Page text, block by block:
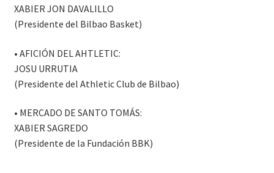
XABIER JON DAVALILLO
(Presidente del Bilbao Basket)
• AFICIÓN DEL AHTLETIC:
JOSU URRUTIA
(Presidente del Athletic Club de Bilbao)
• MERCADO DE SANTO TOMÁS:
XABIER SAGREDO
(Presidente de la Fundación BBK)